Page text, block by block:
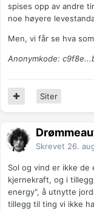
spises opp av andre
noe høyere
Men, vi får se hva
Anonymkode:
Siter
Skrevet 26.
Sol og vind er ikke
kjernekraft, og i
energy", å utnytte
tillegg til ting vi ikke